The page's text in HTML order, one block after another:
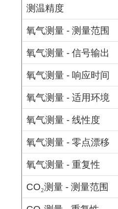
测温精度
氧气测量 - 测量范围
氧气测量 - 信号输出
氧气测量 - 响应时间
氧气测量 - 适用环境
氧气测量 - 线性度
氧气测量 - 零点漂移
氧气测量 - 重复性
CO₂测量 - 测量范围